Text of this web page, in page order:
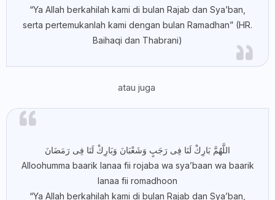
“Ya Allah berkahilah kami di bulan Rajab dan Sya’ban,
serta pertemukanlah kami dengan bulan Ramadhan” (HR.
Baihaqi dan Thabrani)
atau juga
اللَّهُمَّ بَارِكْ لَنَا فِى رَجَبٍ وَشَعْبَانَ وَبَارِكْ لَنَا فِى رَمَضَانَ
Alloohumma baarik lanaa fii rojaba wa sya’baan wa baarik
lanaa fii romadhoon
“Ya Allah berkahilah kami di bulan Rajab dan Sya’ban,